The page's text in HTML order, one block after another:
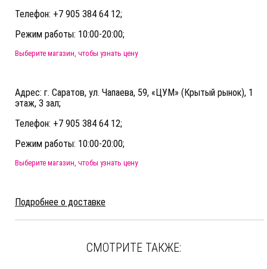
Телефон: +7 905 384 64 12;
Режим работы: 10:00-20:00;
Выберите магазин, чтобы узнать цену
Адрес: г. Саратов, ул. Чапаева, 59, «ЦУМ» (Крытый рынок), 1
этаж, 3 зал;
Телефон: +7 905 384 64 12;
Режим работы: 10:00-20:00;
Выберите магазин, чтобы узнать цену
Подробнее о доставке
СМОТРИТЕ ТАКЖЕ: